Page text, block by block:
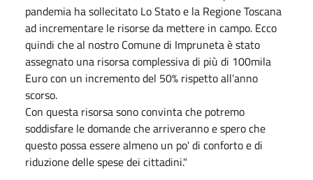
pandemia ha sollecitato Lo Stato e la Regione Toscana
ad incrementare le risorse da mettere in campo. Ecco
quindi che al nostro Comune di Impruneta è stato
assegnato una risorsa complessiva di più di 100mila
Euro con un incremento del 50% rispetto all’anno
scorso.
Con questa risorsa sono convinta che potremo
soddisfare le domande che arriveranno e spero che
questo possa essere almeno un po' di conforto e di
riduzione delle spese dei cittadini."